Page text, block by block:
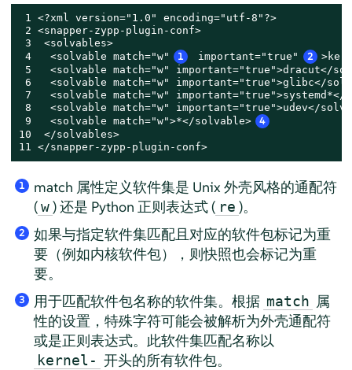
1 <?xml version="1.0" encoding="utf-8"?>
2 <snapper-zypp-plugin-conf>
3  <solvables>
4   <solvable match="w"
1 important="true" 2
5   <solvable match="w" important="true">dracut</
6   <solvable match="w" important="true">glibc</
7   <solvable match="w" important="true">systemd*</
8   <solvable match="w" important="true">udev</
9   <solvable match="w">*</solvable>
4
10  </solvables>
11 </snapper-zypp-plugin-conf>
1
match 属性定义软件集是 Unix 外壳风格的通配符
( w ) 还是 Python 正则表达式 ( re )。
2
如果与指定软件集匹配且对应的软件包标记为重
要（例如内核软件包），则快照也会标记为重
要。
3 用于匹配软件包名称的软件集。根据 match 属
性的设置，特殊字符可能会被解析为外壳通配符
或是正则表达式。此软件集匹配名称以
kernel- 开头的所有软件包。